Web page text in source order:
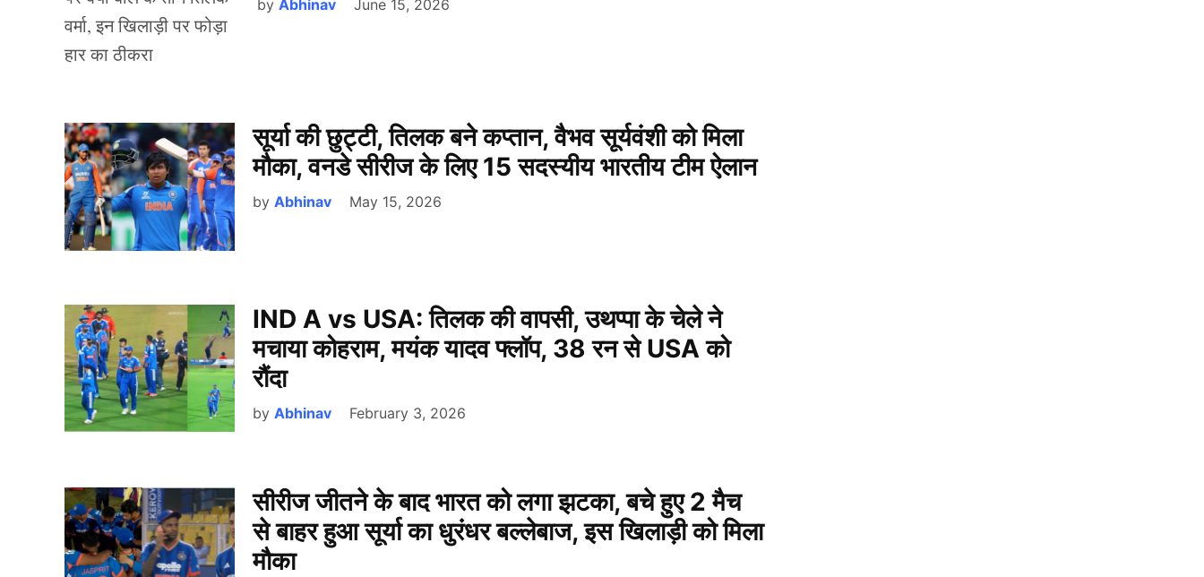
by Abhinav June 15, 2026
सूर्या की छुट्टी, तिलक बने कप्तान, वैभव सूर्यवंशी को मिला
मौका, वनडे सीरीज के लिए 15 सदस्यीय भारतीय टीम ऐलान
by Abhinav May 15, 2026
IND A vs USA: तिलक की वापसी, उथप्पा के चेले ने
मचाया कोहराम, मयंक यादव फ्लॉप, 38 रन से USA को
रौंदा
by Abhinav February 3, 2026
सीरीज जीतने के बाद भारत को लगा झटका, बचे हुए 2 मैच
से बाहर हुआ सूर्या का धुरंधर बल्लेबाज, इस खिलाड़ी को मिला
मौका